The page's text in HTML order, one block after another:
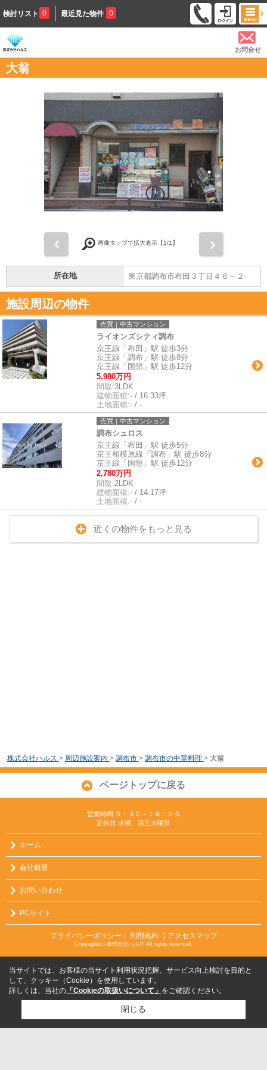
検討リスト 0 最近見た物件 0
お問合せ
大翁
画像タップで拡大表示【1/1】
所在地 東京都調布市布田３丁目４６－２
施設周辺の物件
売買｜中古マンション
ライオンズシティ調布
京王線「布田」駅 徒歩3分
京王線「調布」駅 徒歩8分
京王線「国領」駅 徒歩12分
5,980万円
間取:3LDK
建物面積:- / 16.33坪
土地面積:- / -
売買｜中古マンション
調布シュロス
京王線「布田」駅 徒歩5分
京王相模原線「調布」駅 徒歩8分
京王線「国領」駅 徒歩12分
2,780万円
間取:2LDK
建物面積:- / 14.17坪
土地面積:- / -
近くの物件をもっと見る
株式会社ハルス > 周辺施設案内 > 調布市 > 調布市の中華料理 > 大翁
ページトップに戻る
営業時間:９：３０～１８：００
定休日:水曜、第三火曜日
ホーム
会社概要
お問い合わせ
PCサイト
プライバシーポリシー ｜ 利用規約 ｜アクセスマップ
Copyright(c) 株式会社ハルス All rights reserved.
当サイトでは、お客様の当サイト利用状況把握、サービス向上検討を目的と
して、クッキー（Cookie）を使用しています。
詳しくは、当社の 「Cookieの取扱いについて」 をご確認ください。
閉じる